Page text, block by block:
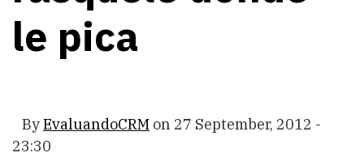
le pica
ByEvaluandoCRM on 27 September, 2012 -
23:30